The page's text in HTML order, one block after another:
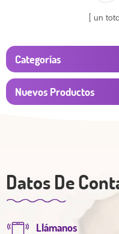
un
Categorías
Nuevos Productos
Datos De
Llámanos